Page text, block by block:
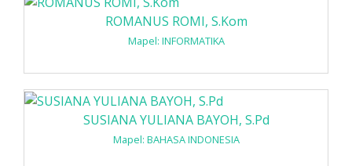
ROMANUS ROMI, S.Kom
Mapel: INFORMATIKA
SUSIANA YULIANA BAYOH, S.Pd
Mapel: BAHASA INDONESIA